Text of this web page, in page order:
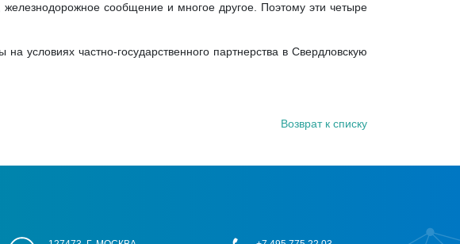
сообщение и многое другое. Поэтому эти четыре
условиях частно-государственного партнерства в Свердловскую
Возврат к списку